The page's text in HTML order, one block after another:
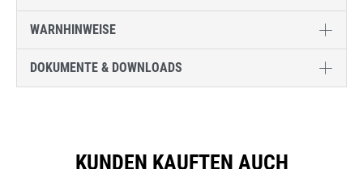
WARNHINWEISE
DOKUMENTE & DOWNLOADS
KUNDEN KAUFTEN AUCH